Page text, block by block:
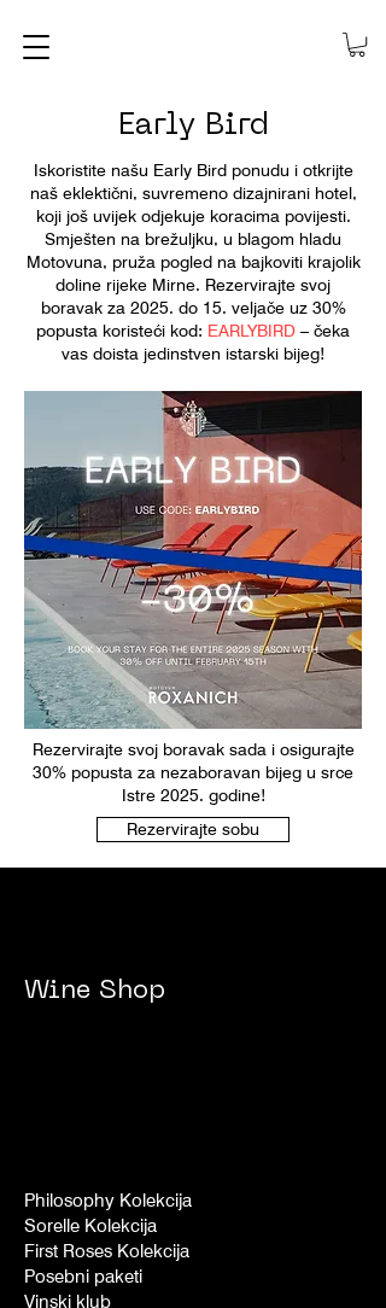
Early Bird
Iskoristite našu Early Bird ponudu i otkrijte
naš eklektični, suvremeno dizajnirani hotel,
koji još uvijek odjekuje koracima povijesti.
Smješten na brežuljku, u blagom hladu
Motovuna, pruža pogled na bajkoviti krajolik
doline rijeke Mirne. Rezervirajte svoj
boravak za 2025. do 15. veljače uz 30%
popusta koristeći kod: EARLYBIRD – čeka
vas doista jedinstven istarski bijeg!
Rezervirajte svoj boravak sada i osigurajte
30% popusta za nezaboravan bijeg u srce
Istre 2025. godine!
Rezervirajte sobu
Wine Shop
Philosophy Kolekcija
Sorelle Kolekcija
First Roses Kolekcija
Posebni paketi
Vinski klub